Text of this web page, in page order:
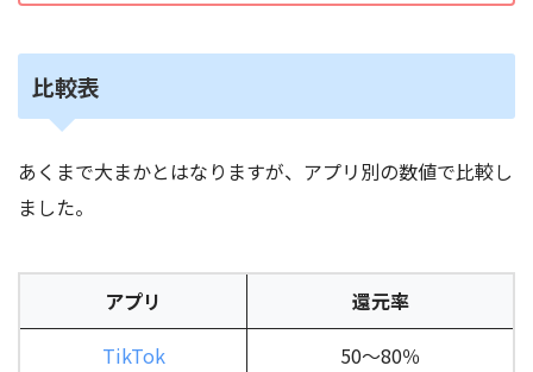
比較表
あくまで大まかとはなりますが、アプリ別の数値で比較し
ました。
アプリ
還元率
TikTok
50～80％